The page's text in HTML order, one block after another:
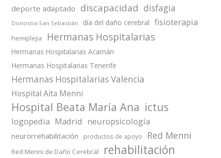
deporte adaptado discapacidad disfagia
Donostia-San Sebastián día del daño cerebral fisioterapia
hemiplejia Hermanas Hospitalarias
Hermanas Hospitalarias Acamán
Hermanas Hospitalarias Tenerife
Hermanas Hospitalarias Valencia
Hospital Aita Menni
Hospital Beata María Ana ictus
logopedia Madrid neuropsicología
neurorrehabilitación productos de apoyo Red Menni
Red Menni de Daño Cerebral rehabilitación